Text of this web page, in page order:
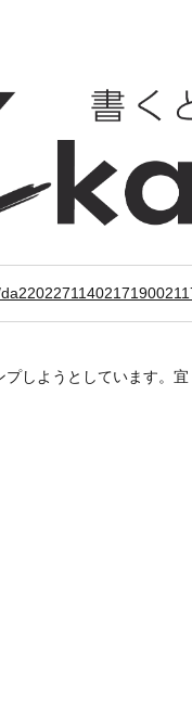
しようとしています。